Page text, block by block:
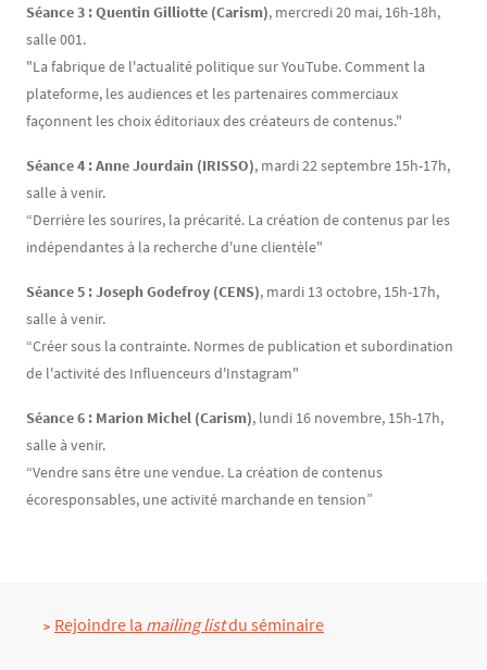
Séance 3 : Quentin Gilliotte (Carism), mercredi 20 mai, 16h-18h,
salle 001.
"La fabrique de l'actualité politique sur YouTube. Comment la
plateforme, les audiences et les partenaires commerciaux
façonnent les choix éditoriaux des créateurs de contenus."
Séance 4 : Anne Jourdain (IRISSO), mardi 22 septembre 15h-17h,
salle à venir.
“Derrière les sourires, la précarité. La création de contenus par les
indépendantes à la recherche d'une clientèle"
Séance 5 : Joseph Godefroy (CENS), mardi 13 octobre, 15h-17h,
salle à venir.
“Créer sous la contrainte. Normes de publication et subordination
de l'activité des Influenceurs d'Instagram"
Séance 6 : Marion Michel (Carism), lundi 16 novembre, 15h-17h,
salle à venir.
“Vendre sans être une vendue. La création de contenus
écoresponsables, une activité marchande en tension”
TexteRejoindre la mailing list du séminaire